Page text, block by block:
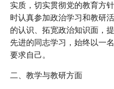
实质，切实贯彻党的教育方
时认真参加政治学习和教研
的认识、拓宽政治知识面，
先进的同志学习，始终以一
要求自己。
二、教学与教研方面